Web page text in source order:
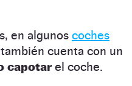
en algunos coches
cuenta con un
capotarel coche.